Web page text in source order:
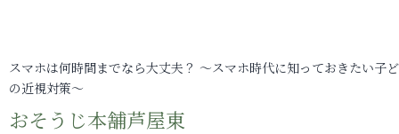
スマホは何時間までなら大丈夫？ ～スマホ時代に知っておきたい子
の近視対策～
おそうじ本舗芦屋東